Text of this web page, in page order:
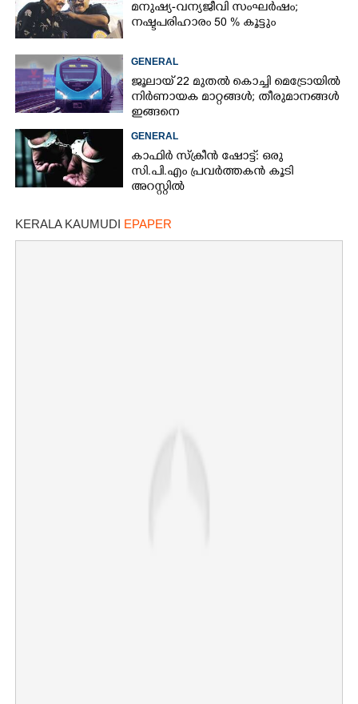
മനുഷ്യ-വന്യജീവി സംഘർഷം;
നഷ്ടപരിഹാരം 50 % കൂട്ടും
GENERAL
ജൂലായ് 22 മുതല്‍ കൊച്ചി മെട്രോയില്‍
നിര്‍ണായക മാറ്റങ്ങള്‍; തീരുമാനങ്ങള്‍
ഇങ്ങനെ
GENERAL
കാഫിർ സ്ക്രീൻ ഷോട്ട്: ഒരു
സി.പി.എം പ്രവർത്തകൻ കൂടി
അറസ്റ്റിൽ
KERALA KAUMUDI EPAPER